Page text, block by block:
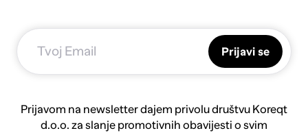
Prijavi se
Prijavom na newsletter dajem privolu društvu Koreqt
d.o.o. za slanje promotivnih obavijesti o svim